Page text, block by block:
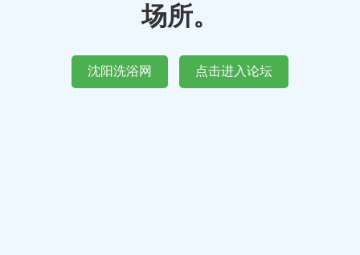
场所。
沈阳洗浴网 点击进入论坛